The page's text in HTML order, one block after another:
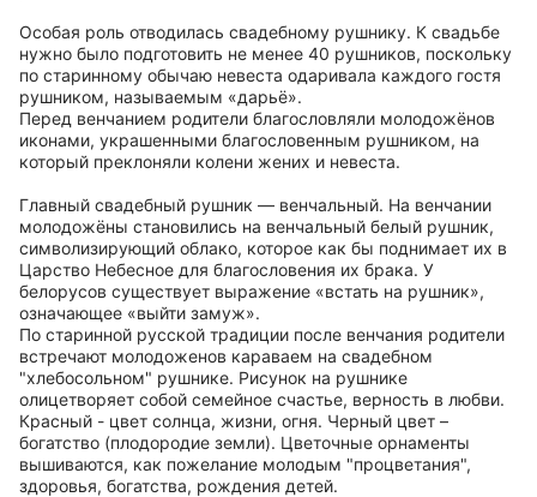
Особая роль отводилась свадебному рушнику. К свадьбе
нужно было подготовить не менее 40 рушников, поскольку
по старинному обычаю невеста одаривала каждого гостя
рушником, называемым «дарьё».
Перед венчанием родители благословляли молодожёнов
иконами, украшенными благословенным рушником, на
который преклоняли колени жених и невеста.
Главный свадебный рушник — венчальный. На венчании
молодожёны становились на венчальный белый рушник,
символизирующий облако, которое как бы поднимает их в
Царство Небесное для благословения их брака. У
белорусов существует выражение «встать на рушник»,
означающее «выйти замуж».
По старинной русской традиции после венчания родители
встречают молодоженов караваем на свадебном
"хлебосольном" рушнике. Рисунок на рушнике
олицетворяет собой семейное счастье, верность в любви.
Красный - цвет солнца, жизни, огня. Черный цвет –
богатство (плодородие земли). Цветочные орнаменты
вышиваются, как пожелание молодым "процветания",
здоровья, богатства, рождения детей.